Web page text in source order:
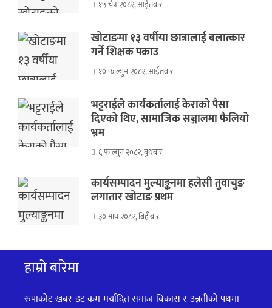
१५ चैत्र २०८२, आईतवार
खोटाङमा १३ वर्षीया छात्रालाई बलात्कार
गर्ने शिक्षक पक्राउ
१० फाल्गुन २०८२, आईतवार
भट्टराईले कार्यकर्तालाई केराको पैसा
दिएको थिए, सामाजिक सञ्जालमा फैलियो
भ्रम
६ फाल्गुन २०८२, बुधबार
कार्यसम्पादन मुल्याङ्कनमा हलेसी तुवाचुङ
लगातार खोटाङ प्रथम
३० माघ २०८२, बिहीबार
हाम्रो बारेमा
रुपाकोट खबर डट कम मर्यादित समाज विकास र उन्नतीको पथमा